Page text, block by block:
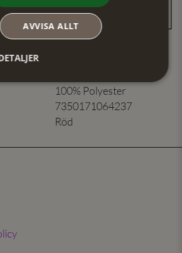
100% Polyester
7350171064237
Röd
AVVISA ALLT